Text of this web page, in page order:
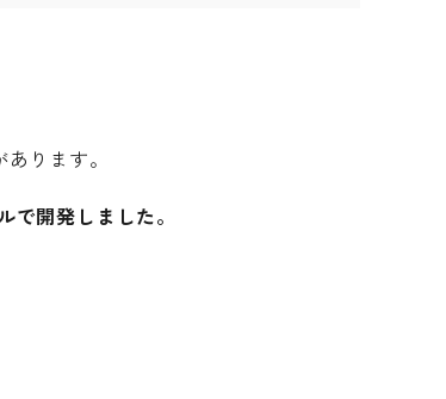
ります。
開発しました。